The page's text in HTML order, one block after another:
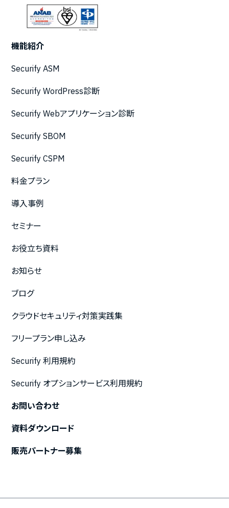
機能紹介
Securify ASM
Securify WordPress診断
Securify Webアプリケーション診断
Securify SBOM
Securify CSPM
料金プラン
導入事例
セミナー
お役立ち資料
お知らせ
ブログ
クラウドセキュリティ対策実践集
フリープラン申し込み
Securify 利用規約
Securify オプションサービス利用規約
お問い合わせ
資料ダウンロード
販売パートナー募集